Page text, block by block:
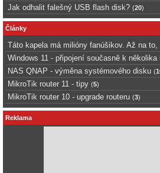
Jak odhalit falešný USB flash disk? (20)
Články
Táto kapela má milióny fanúšikov. Až na to,
Windows 11 - připojení současně k
NAS QNAP - výměna systémového disku (
MikroTik router 11 - tipy (5)
MikroTik router 10 - upgrade routeru (3)
Reklama